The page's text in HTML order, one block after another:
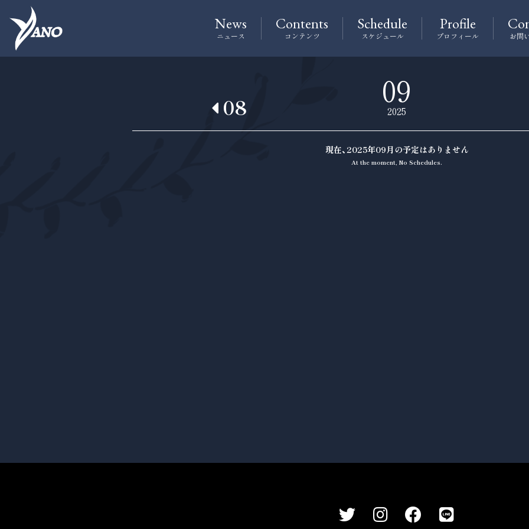
News
ニュース
Contents
コンテンツ
Schedule
スケジュール
Profile
プロフィール お問
09
2025
08
現在、2025年09月の予定はありません
At the moment, No Schedules.